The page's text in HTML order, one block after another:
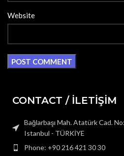
Website
CONTACT / İLETİŞİM
Bağlarbaşı Mah. Atatürk Cad.
Istanbul - TÜRKİYE
Phone: +90 216 421 30 30